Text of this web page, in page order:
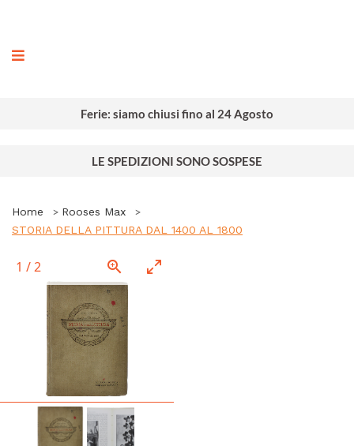
Ferie: siamo chiusi fino al 24 Agosto
LE SPEDIZIONI SONO SOSPESE
Home
Rooses Max
STORIA DELLA PITTURA DAL 1400 AL 1800
1 /2